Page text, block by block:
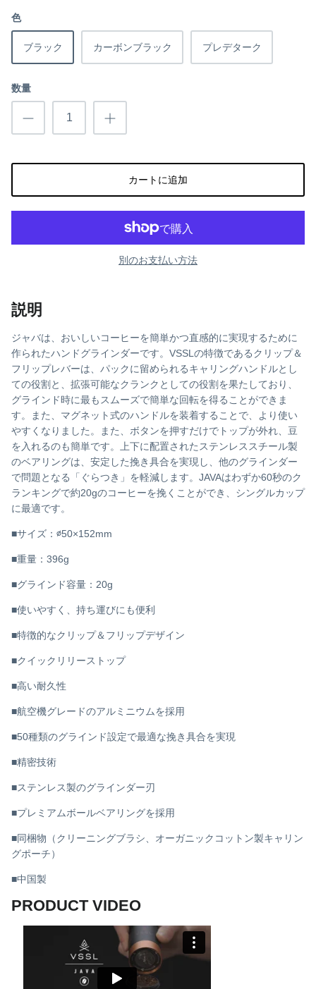
ino/uto(イノ/ウト)
色
ブラック カーボンブラック プレデターク
数量
カートに追加
別のお支払い方法
説明
ジャバは、おいしいコーヒーを簡単かつ直感的に実現するために
作られたハンドグラインダーです。VSSLの特徴であるクリップ＆
フリップレバーは、パックに留められるキャリングハンドルとし
ての役割と、拡張可能なクランクとしての役割を果たしており、
グラインド時に最もスムーズで簡単な回転を得ることができま
す。また、マグネット式のハンドルを装着することで、より使い
やすくなりました。また、ボタンを押すだけでトップが外れ、豆
を入れるのも簡単です。上下に配置されたステンレススチール製
のベアリングは、安定した挽き具合を実現し、他のグラインダー
で問題となる「ぐらつき」を軽減します。JAVAはわずか60秒のク
ランキングで約20gのコーヒーを挽くことができ、シングルカップ
に最適です。
■サイズ：∅50×152mm
■重量：396g
■グラインド容量：20g
■使いやすく、持ち運びにも便利
■特徴的なクリップ＆フリップデザイン
■クイックリリーストップ
■高い耐久性
■航空機グレードのアルミニウムを採用
■50種類のグラインド設定で最適な挽き具合を実現
■精密技術
■ステンレス製のグラインダー刃
■プレミアムボールベアリングを採用
■同梱物（クリーニングブラシ、オーガニックコットン製キャリン
グポーチ）
■中国製
PRODUCT VIDEO